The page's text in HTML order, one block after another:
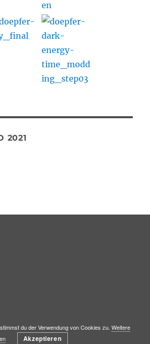
2021
du der Verwendung von Cookies zu. Weitere
Akzeptieren